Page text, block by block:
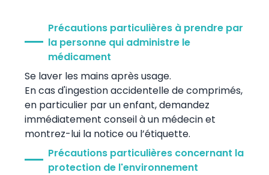
Précautions particulières à prendre par
la personne qui administre le
médicament
Se laver les mains après usage.
En cas d'ingestion accidentelle de comprimés,
en particulier par un enfant, demandez
immédiatement conseil à un médecin et
montrez-lui la notice ou l’étiquette.
Précautions particulières concernant la
protection de l'environnement